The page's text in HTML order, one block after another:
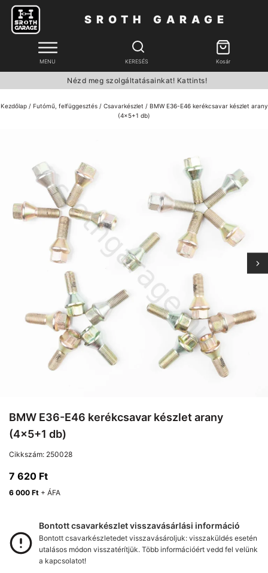
SROTH GARAGE
MENU KERESÉS Kosár
Nézd meg szolgáltatásainkat! Kattints!
Kezdőlap/ Futómű, felfüggesztés/ Csavarkészlet / BMW E36-E46 kerékcsavar készlet arany
(4x5+1 db)
BMW E36-E46 kerékcsavar készlet arany
(4x5+1 db)
Cikkszám: 250028
7 620 Ft
6 000 Ft + ÁFA
Bontott csavarkészlet visszavásárlási információ
Bontott csavarkészletedet visszavásároljuk: visszaküldés esetén
utalásos módon visszatérítjük. Több információért vedd fel velünk
a kapcsolatot!